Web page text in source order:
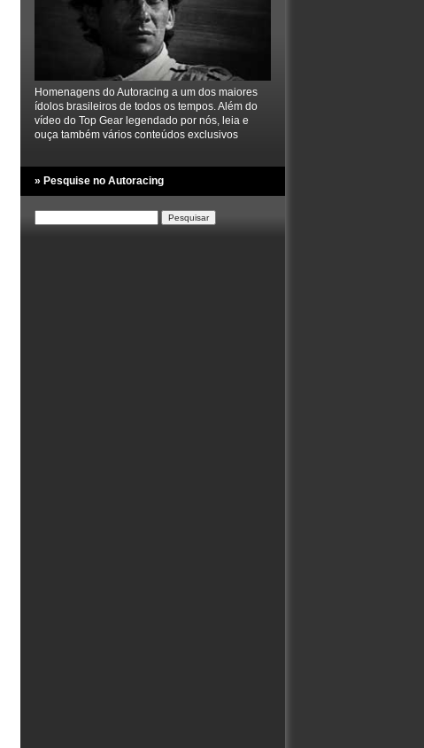
Homenagens do Autoracing a um dos maiores
ídolos brasileiros de todos os tempos. Além do
vídeo do Top Gear legendado por nós, leia e
ouça também vários conteúdos exclusivos
» Pesquise no Autoracing
por: